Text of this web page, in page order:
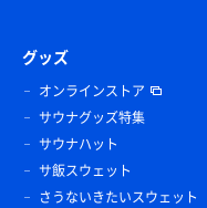
グッズ
オンラインストア
サウナグッズ特集
サウナハット
サ飯スウェット
さうないきたいスウェット